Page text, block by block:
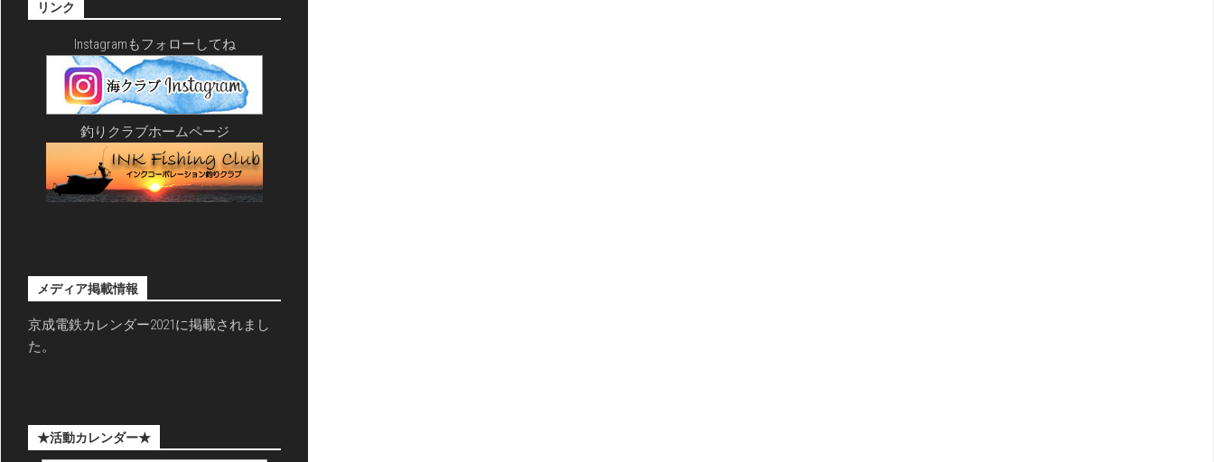
リンク
Instagramもフォローしてね
釣りクラブホームページ
メディア掲載情報
京成電鉄カレンダー2021に掲載されまし
た。
★活動カレンダー★